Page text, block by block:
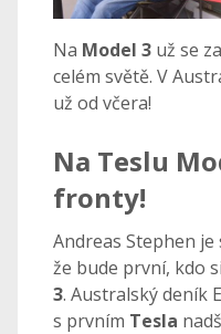
Na Model 3 už se
celém světě. V
už od včera!
Na Teslu
fronty!
Andreas Stephen
že bude první, kdo
3. Australský deník
s prvním Tesla